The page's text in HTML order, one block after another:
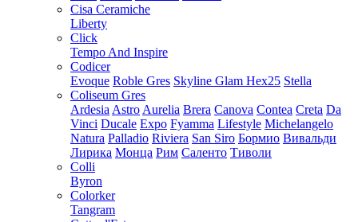
Cisa Ceramiche
Liberty
Click
Tempo And Inspire
Codicer
Evoque Roble Gres Skyline Glam Hex25 Stella
Coliseum Gres
Ardesia Astro Aurelia Brera Canova Contea Creta Da
Vinci Ducale Expo Fyamma Lifestyle Michelangelo
Natura Palladio Riviera San Siro Бормио Вивальди
Лирика Монца Рим Саленто Тиволи
Colli
Byron
Colorker
Tangram